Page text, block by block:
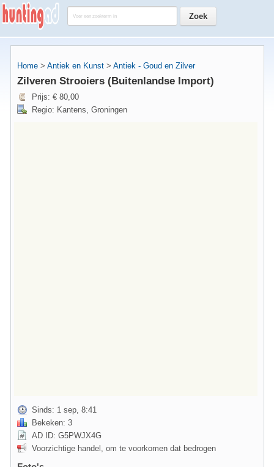
Home > Antiek en Kunst > Antiek - Goud en Zilver
Zilveren Strooiers (Buitenlandse Import)
Prijs: € 80,00
Regio: Kantens, Groningen
Sinds: 1 sep, 8:41
Bekeken: 3
AD ID: G5PWJX4G
Voorzichtige handel, om te voorkomen dat bedrogen